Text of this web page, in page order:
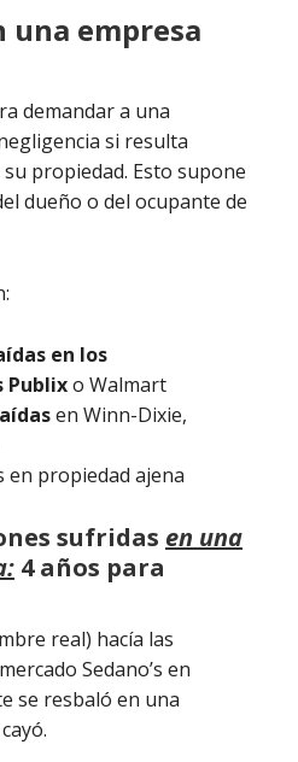
una empresa
demandar a una
si resulta
propiedad. Esto supone
dueño o del ocupante de
en los
Publixo Walmart
en Winn-Dixie,
en propiedad ajena
sufridas en una
4 años para
real) hacía las
Sedano’s en
se resbaló en una